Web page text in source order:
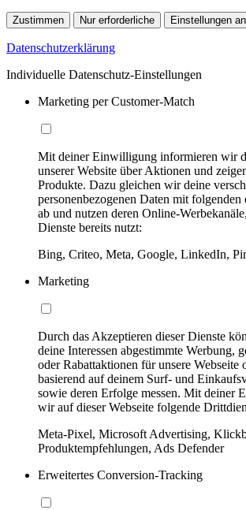
Zustimmen Nur erforderliche Einstellungen
Datenschutzerklärung
Individuelle Datenschutz-Einstellungen
Marketing per Customer-Match
Mit deiner Einwilligung informieren wir
unserer Website über Aktionen und
Produkte. Dazu gleichen wir deine
personenbezogenen Daten mit folgenden
ab und nutzen deren Online-
Dienste bereits nutzt:
Bing, Criteo, Meta, Google, LinkedIn,
Marketing
Durch das Akzeptieren dieser Dienste
deine Interessen abgestimmte Werbung,
oder Rabattaktionen für unsere Webseite
basierend auf deinem Surf- und
sowie deren Erfolge messen. Mit deiner
wir auf dieser Webseite folgende
Meta-Pixel, Microsoft Advertising,
Produktempfehlungen, Ads Defender
Erweitertes Conversion-Tracking